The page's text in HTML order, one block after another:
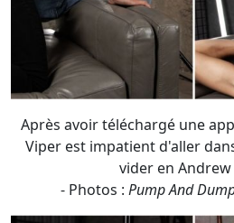
Après avoir téléchargé une
Viper est impatient d'aller
vider en
- Photos :
Pump And